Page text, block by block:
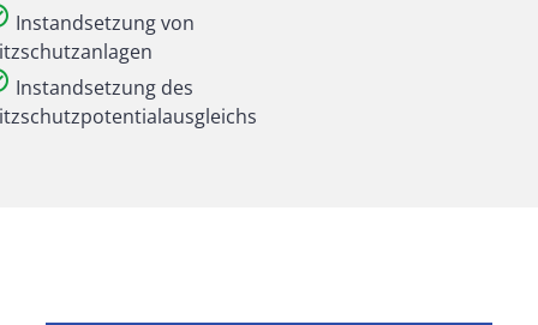
Instandsetzung von
Instandsetzung des